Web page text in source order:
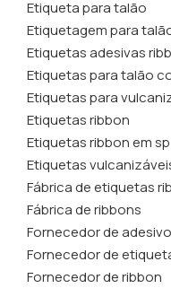
Etiqueta para talão
Etiquetagem para
Etiquetas adesivas
Etiquetas para talão
Etiquetas para
Etiquetas ribbon
Etiquetas ribbon em sp
Etiquetas
Fábrica de etiquetas
Fábrica de ribbons
Fornecedor de
Fornecedor de
Fornecedor de ribbon